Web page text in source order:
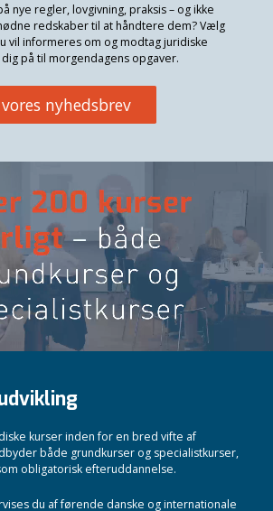
nye regler, lovgivning, praksis – og ikke
redskaber til at håndtere dem? Vælg
vil informeres om og modtag juridiske
på til morgendagens opgaver.
nyhedsbrev
kurser inden for en bred vifte af
både grundkurser og specialistkurser,
obligatorisk efteruddannelse.
du af førende danske og internationale